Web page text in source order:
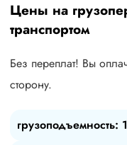
Цены на
транспортом
Без переплат! Вы
сторону.
грузоподъемность: